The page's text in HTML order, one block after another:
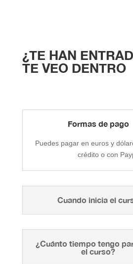
¿TE HAN
TE VEO DENTRO
Formas de pago
Puedes pagar en euros y
crédito o con
Cuando inicia el
¿Cuánto tiempo tengo
el curso?